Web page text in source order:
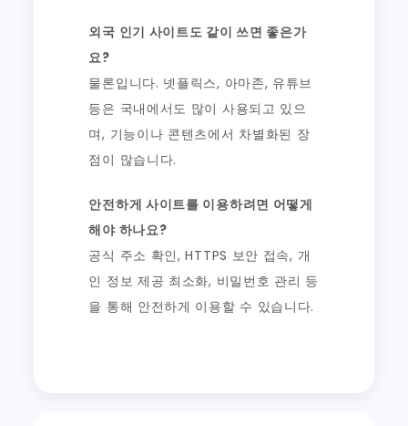
외국 인기 사이트도 같이 쓰면 좋은가
요?
물론입니다. 넷플릭스, 아마존, 유튜브
등은 국내에서도 많이 사용되고 있으
며, 기능이나 콘텐츠에서 차별화된 장
점이 많습니다.
안전하게 사이트를 이용하려면 어떻게
해야 하나요?
공식 주소 확인, HTTPS 보안 접속, 개
인 정보 제공 최소화, 비밀번호 관리 등
을 통해 안전하게 이용할 수 있습니다.